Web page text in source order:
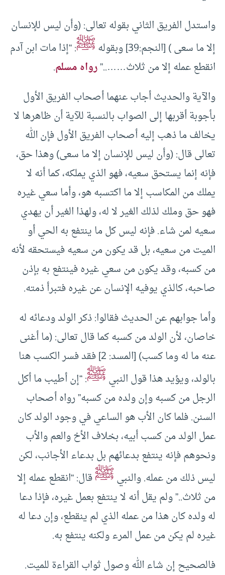
واستدل الفريق الثاني بقوله تعالى: (وأن ليس للإنسان
إلا ما سعى ) [النجم:39] وبقوله
ﷺ: “إذا مات ابن آدم
انقطع عمله إلا من ثلاث……..”رواه مسلم.
والآية والحديث أجاب عنهما أصحاب الفريق الأول
بأجوبة أقربها إلى الصواب بالنسبة للآية أن ظاهرها لا
يخالف ما ذهب إليه أصحاب الفريق الأول فإن الله
تعالى قال: (وأن ليس للإنسان إلا ما سعى) وهذا حق،
فإنه إنما يستحق سعيه، فهو الذي يملكه، كما أنه لا
يملك من المكاسب إلا ما اكتسبه هو، وأما سعي غيره
فهو حق وملك لذلك الغير لا له، ولهذا الغير أن يهدي
سعيه لمن شاء. فإنه ليس كل ما ينتفع به الحي أو
الميت من سعيه، بل قد يكون من سعيه فيستحقه لأنه
من كسبه، وقد يكون من سعي غيره فينتفع به بإذن
صاحبه، كالذي يوفيه الإنسان عن غيره فتبرأ ذمته.
وأما جوابهم عن الحديث فقالوا: ذكر الولد ودعائه له
خاصان، لأن الولد من كسبه كما قال تعالى: (ما أغنى
عنه ما له وما كسب) [المسد: 2] فقد فسر الكسب هنا
بالولد، ويؤيد هذا قول النبيﷺ: “إن أطيب ما أكل
الرجل من كسبه وإن ولده من كسبه” رواه أصحاب
السنن. فلما كان الأب هو الساعي في وجود الولد كان
عمل الولد من كسب أبيه، بخلاف الأخ والعم والأب
ونحوهم فإنه ينتفع بدعائهم بل بدعاء الأجانب، لكن
ليس ذلك من عمله. والنبيﷺقال: “انقطع عمله إلا
من ثلاث..” ولم يقل أنه لا ينتفع بعمل غيره، فإذا دعا
له ولده كان هذا من عمله الذي لم ينقطع، وإن دعا له
غيره لم يكن من عمل المرء ولكنه ينتفع به.
فالصحيح إن شاء الله وصول ثواب القراءة للميت.